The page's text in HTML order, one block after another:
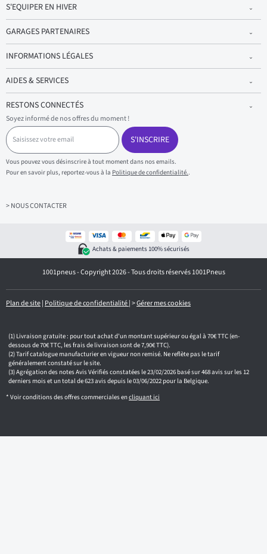
S'EQUIPER EN HIVER
GARAGES PARTENAIRES
INFORMATIONS LÉGALES
AIDES & SERVICES
RESTONS CONNECTÉS
Soyez informé de nos offres du moment !
S
a
i
s
i
s
z
i
l
S'INSCRIRE
Vous pouvez vous désinscrire à tout moment dans nos emails.
Pour en savoir plus, reportez-vous à la Politique de confidentialité..
> NOUS CONTACTER
Achats & paiements 100% sécurisés
1001pneus - Copyright 2026 - Tous droits réservés 1001Pneus
Plan de site| Politique de confidentialité|>Gérer mes cookies
Livraison gratuite : pour tout achat d'un montant supérieur ou égal à 70€ TTC (en-
dessous de 70€ TTC, les frais de livraison sont de 7,90€ TTC).
Tarif catalogue manufacturier en vigueur non remisé. Ne reflète pas le tarif
généralement constaté sur le site.
Agrégation des notes Avis Vérifiés constatées le 23/02/2026 basé sur 468 avis sur les 12
derniers mois et un total de 623 avis depuis le 03/06/2022 pour la Belgique.
* Voir conditions des offres commerciales encliquant ici